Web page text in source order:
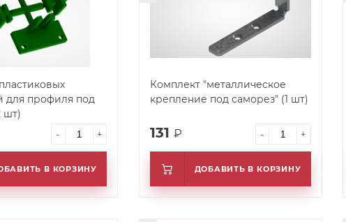
для профиля под
шт)
- +
В КОРЗИНУ
Комплект "металлическое
крепление под саморез" (1 шт)
131 ₽ - +
ДОБАВИТЬ В КОРЗИНУ